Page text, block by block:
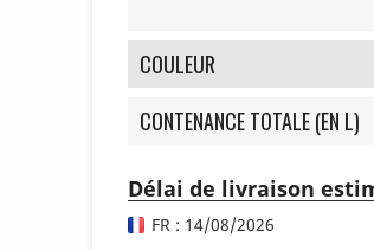
COULEUR
CONTENANCE TOTALE (EN L)
Délai de livraison
FR : 14/08/2026